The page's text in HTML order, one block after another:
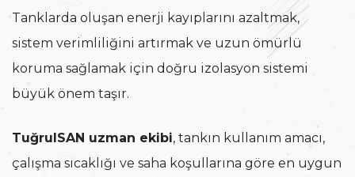
Tanklarda oluşan enerji kayıplarını azaltmak,
sistem verimliliğini artırmak ve uzun ömürlü
koruma sağlamak için doğru izolasyon sistemi
büyük önem taşır.
TuğrulSAN uzman ekibi, tankın kullanım amacı,
çalışma sıcaklığı ve saha koşullarına göre en uygun